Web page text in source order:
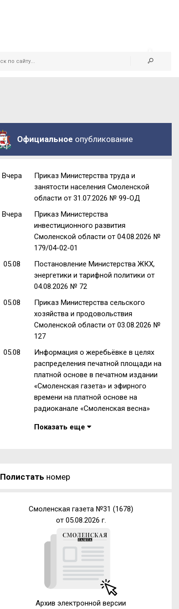
Официальное опубликование
Вчера
Приказ Министерства труда и
занятости населения Смоленской
области от 31.07.2026 № 99-ОД
Вчера
Приказ Министерства
инвестиционного развития
Смоленской области от 04.08.2026 №
179/04-02-01
05.08
Постановление Министерства ЖКХ,
энергетики и тарифной политики от
04.08.2026 № 72
05.08
Приказ Министерства сельского
хозяйства и продовольствия
Смоленской области от 03.08.2026 №
127
05.08
Информация о жеребьёвке в целях
распределения печатной площади на
платной основе в печатном издании
«Смоленская газета» и эфирного
времени на платной основе на
радиоканале «Смоленская весна»
Показать еще
Полистать номер
Смоленская газета №31 (1678)
от 05.08.2026 г.
Архив электронной версии